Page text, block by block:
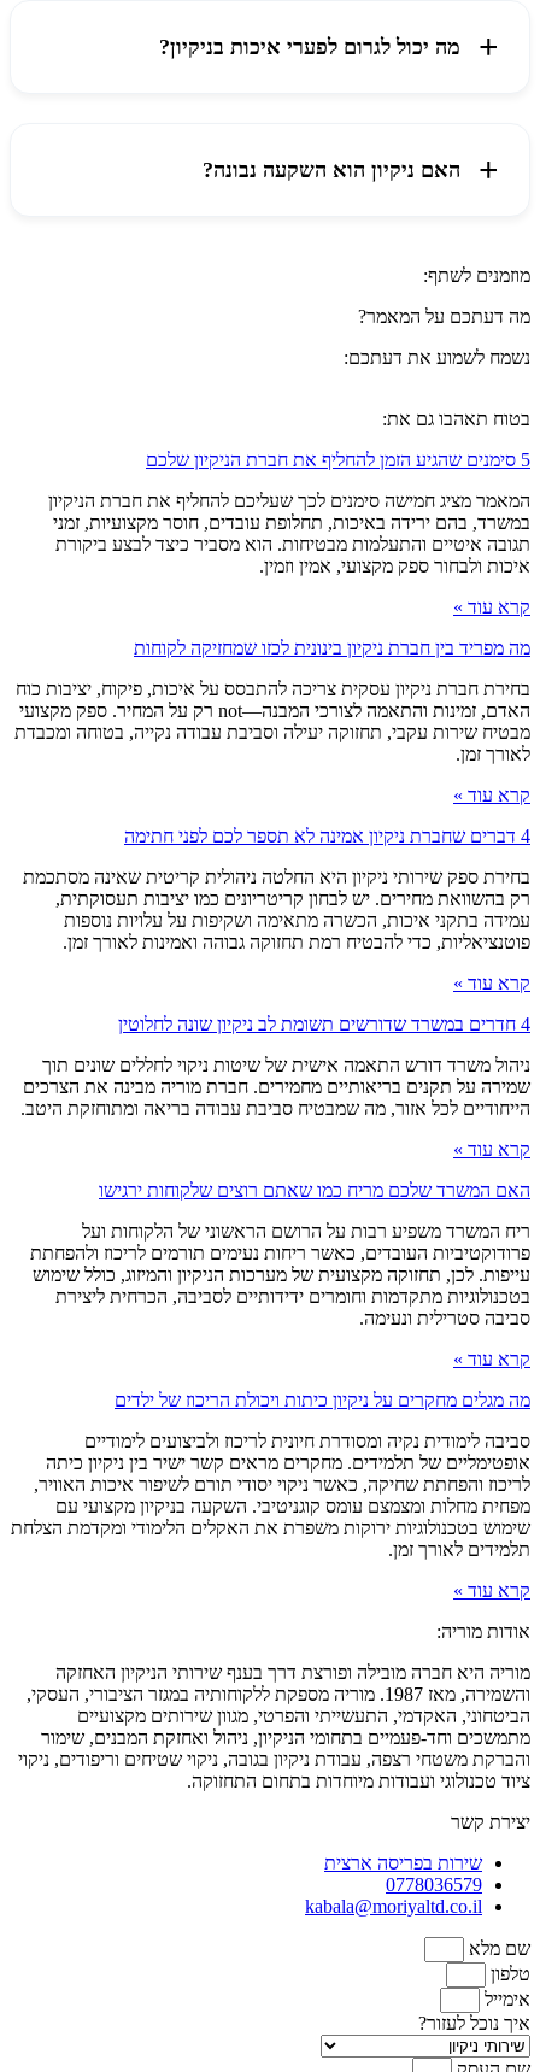
מה יכול לגרום לפערי איכות בניקיון?
האם ניקיון הוא השקעה נבונה?
מוזמנים לשתף:
מה דעתכם על המאמר?
נשמח לשמוע את דעתכם:
בטוח תאהבו גם את:
5 סימנים שהגיע הזמן להחליף את חברת הניקיון שלכם
המאמר מציג חמישה סימנים לכך שעליכם להחליף את חברת הניקיון
במשרד, בהם ירידה באיכות, תחלופת עובדים, חוסר מקצועיות, זמני
תגובה איטיים והתעלמות מבטיחות. הוא מסביר כיצד לבצע ביקורת
איכות ולבחור ספק מקצועי, אמין וזמין.
קרא עוד »
מה מפריד בין חברת ניקיון בינונית לכזו שמחזיקה לקוחות
בחירת חברת ניקיון עסקית צריכה להתבסס על איכות, פיקוח, יציבות כוח
האדם, זמינות והתאמה לצורכי המבנה—not רק על המחיר. ספק מקצועי
מבטיח שירות עקבי, תחזוקה יעילה וסביבת עבודה נקייה, בטוחה ומכבדת
לאורך זמן.
קרא עוד »
4 דברים שחברת ניקיון אמינה לא תספר לכם לפני חתימה
בחירת ספק שירותי ניקיון היא החלטה ניהולית קריטית שאינה מסתכמת
רק בהשוואת מחירים. יש לבחון קריטריונים כמו יציבות תעסוקתית,
עמידה בתקני איכות, הכשרה מתאימה ושקיפות על עלויות נוספות
פוטנציאליות, כדי להבטיח רמת תחזוקה גבוהה ואמינות לאורך זמן.
קרא עוד »
4 חדרים במשרד שדורשים תשומת לב ניקיון שונה לחלוטין
ניהול משרד דורש התאמה אישית של שיטות ניקוי לחללים שונים תוך
שמירה על תקנים בריאותיים מחמירים. חברת מוריה מבינה את הצרכים
הייחודיים לכל אזור, מה שמבטיח סביבת עבודה בריאה ומתוחזקת היטב.
קרא עוד »
האם המשרד שלכם מריח כמו שאתם רוצים שלקוחות ירגישו
ריח המשרד משפיע רבות על הרושם הראשוני של הלקוחות ועל
פרודוקטיביות העובדים, כאשר ריחות נעימים תורמים לריכוז ולהפחתת
עייפות. לכן, תחזוקה מקצועית של מערכות הניקיון והמיזוג, כולל שימוש
בטכנולוגיות מתקדמות וחומרים ידידותיים לסביבה, הכרחית ליצירת
סביבה סטרילית ונעימה.
קרא עוד »
מה מגלים מחקרים על ניקיון כיתות ויכולת הריכוז של ילדים
סביבה לימודית נקיה ומסודרת חיונית לריכוז ולביצועים לימודיים
אופטימליים של תלמידים. מחקרים מראים קשר ישיר בין ניקיון כיתה
לריכוז והפחתת שחיקה, כאשר ניקוי יסודי תורם לשיפור איכות האוויר,
מפחית מחלות ומצמצם עומס קוגניטיבי. השקעה בניקיון מקצועי עם
שימוש בטכנולוגיות ירוקות משפרת את האקלים הלימודי ומקדמת הצלחת
תלמידים לאורך זמן.
קרא עוד »
אודות מוריה:
מוריה היא חברה מובילה ופורצת דרך בענף שירותי הניקיון האחזקה
והשמירה, מאז 1987. מוריה מספקת ללקוחותיה במגזר הציבורי, העסקי,
הביטחוני, האקדמי, התעשייתי והפרטי, מגוון שירותים מקצועיים
מתמשכים וחד-פעמיים בתחומי הניקיון, ניהול ואחזקת המבנים, שימור
והברקת משטחי רצפה, עבודת ניקיון בגובה, ניקוי שטיחים וריפודים, ניקוי
ציוד טכנולוגי ועבודות מיוחדות בתחום התחזוקה.
יצירת קשר
שירות בפריסה ארצית
0778036579
kabala@moriyaltd.co.il
שם מלא
טלפון
אימייל
איך נוכל לעזור?